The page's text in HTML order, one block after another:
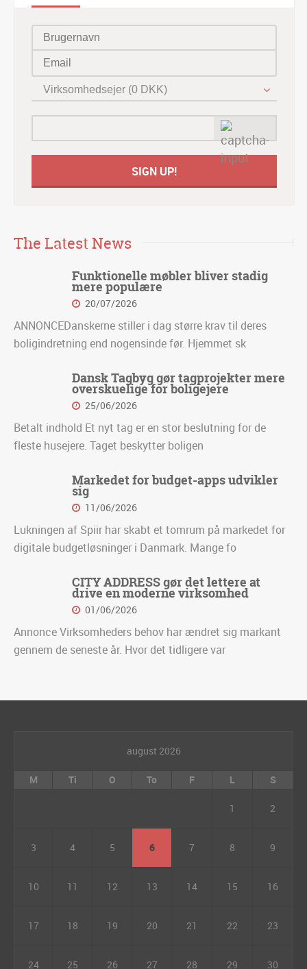
Virksomhedsejer (0 DKK)
The Latest News
Funktionelle møbler bliver stadig
mere populære
20/07/2026
ANNONCEDanskerne stiller i dag større krav til deres
boligindretning end nogensinde før. Hjemmet sk
Dansk Tagbyg gør tagprojekter mere
overskuelige for boligejere
25/06/2026
Betalt indhold Et nyt tag er en stor beslutning for de
fleste husejere. Taget beskytter boligen
Markedet for budget-apps udvikler
sig
11/06/2026
Lukningen af Spiir har skabt et tomrum på markedet for
digitale budgetløsninger i Danmark. Mange fo
CITY ADDRESS gør det lettere at
drive en moderne virksomhed
01/06/2026
Annonce Virksomheders behov har ændret sig markant
gennem de seneste år. Hvor det tidligere var
august 2026
M Ti O To F L S
1 2
3 4 5 6 7 8 9
10 11 12 13 14 15 16
17 18 19 20 21 22 23
24 25 26 27 28 29 30